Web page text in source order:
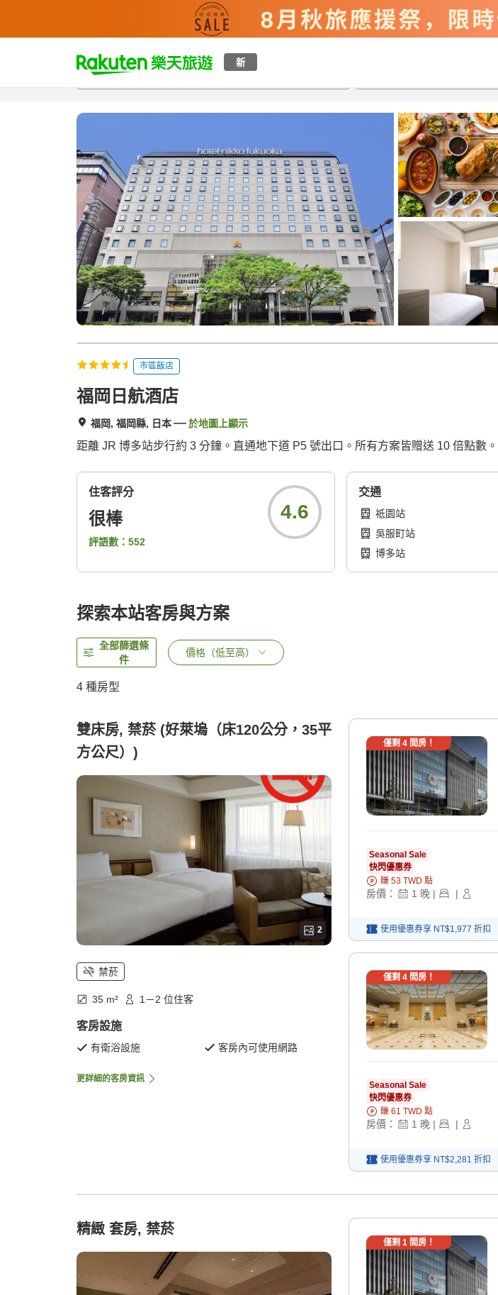
新
t
p
a
_
s
e
a
r
c
h
總覽客房與方案評語特點設施
市區飯店
福岡日航酒店
福岡, 福岡縣, 日本 於地圖上顯示
距離 JR 博多站步行約 3 分鐘。直通地下道 P5 號出口。所有方案皆贈送 10 倍點數。
住客評分
很棒
評語數： 552
4.6
交通
祗園站
吳服町站
博多站
探索本站客房與方案
全部篩選條
件
價格（低至高）
4 種房型
雙床房, 禁菸 (好萊塢（床120公分，35平
方公尺）)
2
禁菸
35 m² 1－2 位住客
客房設施
有衛浴設施 客房內可使用網路
更詳細的客房資訊
僅剩 4間房！
Seasonal Sale
快閃優惠券
賺 53 TWD 點
房價： 1 晚 | |
使用優惠券享 NT$1,977 折扣
僅剩 4間房！
Seasonal Sale
快閃優惠券
賺 61 TWD 點
房價： 1 晚 | |
使用優惠券享 NT$2,281 折扣
精緻 套房, 禁菸
僅剩 1間房！